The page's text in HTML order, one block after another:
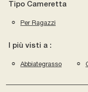
Tipo Cameretta
Per Ragazzi
I più visti a :
Abbiategrasso